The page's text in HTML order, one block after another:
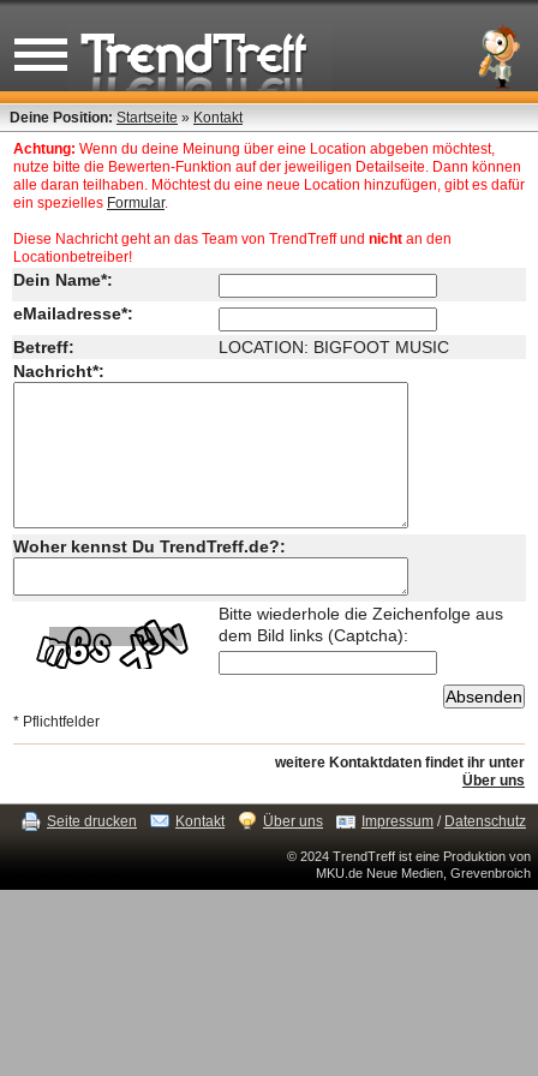
Deine Position: Startseite » Kontakt
Achtung: Wenn du deine Meinung über eine Location abgeben möchtest,
nutze bitte die Bewerten-Funktion auf der jeweiligen Detailseite. Dann können
alle daran teilhaben. Möchtest du eine neue Location hinzufügen, gibt es dafür
ein spezielles Formular.
Diese Nachricht geht an das Team von TrendTreff und nicht an den
Locationbetreiber!
Dein Name*:
eMailadresse*:
Betreff:
LOCATION: BIGFOOT MUSIC
Nachricht*:
Woher kennst Du TrendTreff.de?:
Bitte wiederhole die Zeichenfolge aus
dem Bild links (Captcha):
* Pflichtfelder
weitere Kontaktdaten findet ihr unter
Über uns
Seite drucken Kontakt Über uns Impressum / Datenschutz
© 2024 TrendTreff ist eine Produktion von
MKU.de Neue Medien, Grevenbroich